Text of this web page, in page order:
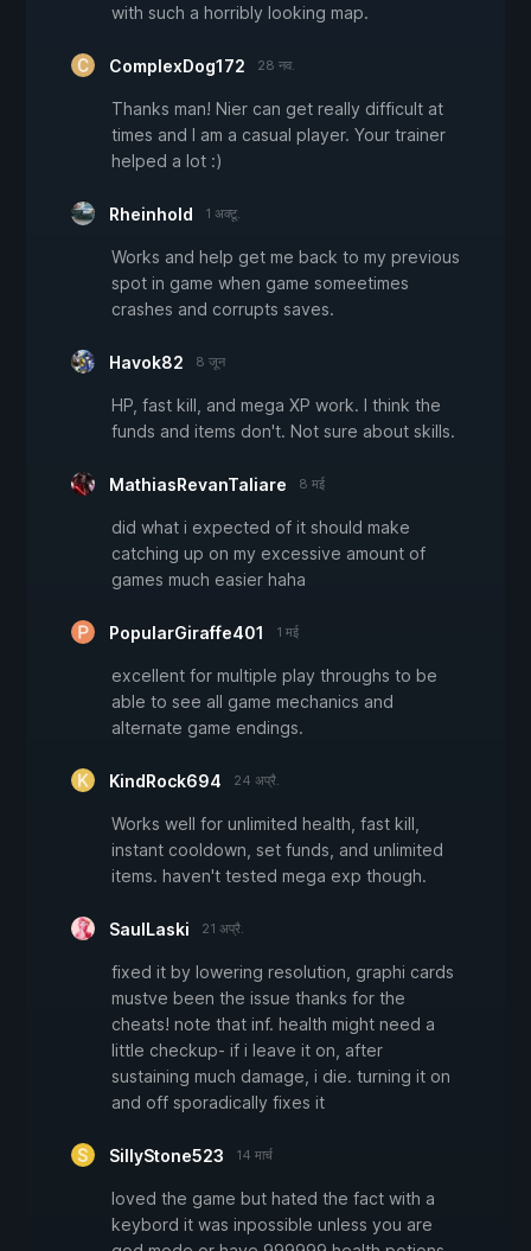
with such a horribly looking map.
ComplexDog172 28 नव.
Thanks man! Nier can get really difficult at
times and I am a casual player. Your trainer
helped a lot :)
Rheinhold 1 अक्टू.
Works and help get me back to my previous
spot in game when game someetimes
crashes and corrupts saves.
Havok82 8 जून
HP, fast kill, and mega XP work. I think the
funds and items don't. Not sure about skills.
MathiasRevanTaliare 8 मई
did what i expected of it should make
catching up on my excessive amount of
games much easier haha
PopularGiraffe401 1 मई
excellent for multiple play throughs to be
able to see all game mechanics and
alternate game endings.
KindRock694 24 अप्रै.
Works well for unlimited health, fast kill,
instant cooldown, set funds, and unlimited
items. haven't tested mega exp though.
SaulLaski 21 अप्रै.
fixed it by lowering resolution, graphi cards
mustve been the issue thanks for the
cheats! note that inf. health might need a
little checkup- if i leave it on, after
sustaining much damage, i die. turning it on
and off sporadically fixes it
SillyStone523 14 मार्च
loved the game but hated the fact with a
keybord it was inpossible unless you are